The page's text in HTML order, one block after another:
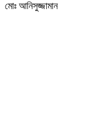
মোঃ আনিসুজ্জামান